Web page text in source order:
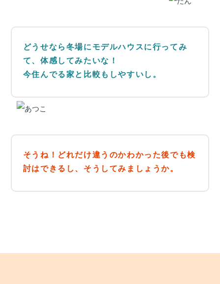
どうせなら冬場にモデルハウスに行ってみ
て、体感してみたいな！
今住んでる家と比較もしやすいし。
そうね！どれだけ違うのかわかった後でも検
討はできるし、そうしてみましょうか。